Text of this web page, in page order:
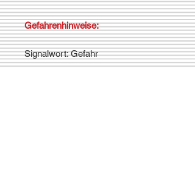
Gefahrenhinweise:
Signalwort: Gefahr